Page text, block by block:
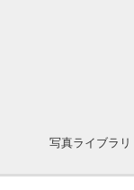
写真ライブラリ